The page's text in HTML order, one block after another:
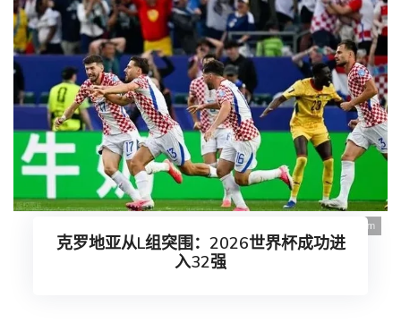
克罗地亚从L组突围：2026世界杯成功进
入32强